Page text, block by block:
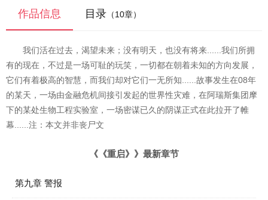
作品信息 目录 （10章）
我们活在过去，渴望未来；没有明天，也没有将来......我们所拥
有的现在，不过是一场可耻的玩笑，一切都在朝着未知的方向发展，
它们有着极高的智慧，而我们却对它们一无所知......故事发生在08年
的某天，一场由金融危机间接引发起的世界性灾难，在阿瑞斯集团摩
下的某处生物工程实验室，一场密谋已久的阴谋正式在此拉开了帷
幕......注：本文并非丧尸文
《《重启》》最新章节
第九章 警报